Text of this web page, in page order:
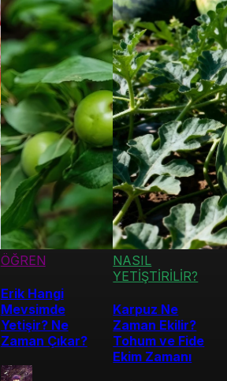
ÖĞREN
Erik Hangi
Mevsimde
Yetişir? Ne
Zaman Çıkar?
NASIL
YETİŞTİRİLİR?
Karpuz Ne
Zaman Ekilir?
Tohum ve Fide
Ekim Zamanı